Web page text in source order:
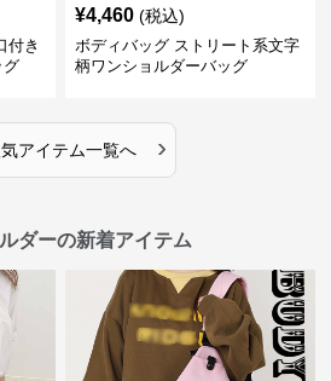
付き
グ
¥4,460 (税込)
ボディバッグ ストリート系文字
柄ワンショルダーバッグ
気アイテム一覧へ ›
ダーの新着アイテム